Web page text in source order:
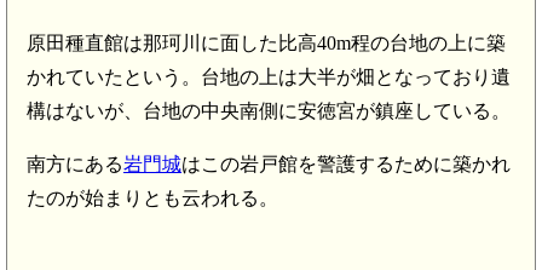
原田種直館は那珂川に面した比高40m程の台地の上に築
かれていたという。台地の上は大半が畑となっており遺
構はないが、台地の中央南側に安徳宮が鎮座している。
南方にある岩門城はこの岩戸館を警護するために築かれ
たのが始まりとも云われる。